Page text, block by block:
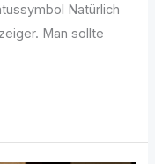
Natürlich
Man sollte